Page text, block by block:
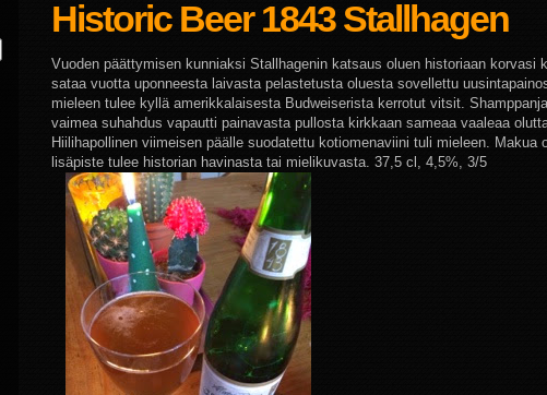
Historic Beer 1843 Stallhagen
Vuoden päättymisen kunniaksi Stallhagenin katsaus oluen historiaan korvasi
sataa vuotta uponneesta laivasta pelastetusta oluesta sovellettu
mieleen tulee kyllä amerikkalaisesta Budweiserista kerrotut vitsit.
vaimea suhahdus vapautti painavasta pullosta kirkkaan sameaa vaaleaa
Hiilihapollinen viimeisen päälle suodatettu kotiomenaviini tuli mieleen. Makua
lisäpiste tulee historian havinasta tai mielikuvasta. 37,5 cl, 4,5%, 3/5